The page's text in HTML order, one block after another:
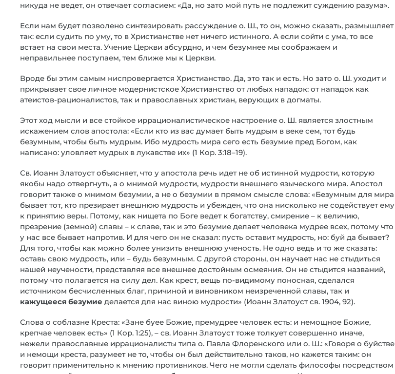
никуда не ведет, он отвечает согласием: «Да, но зато мой путь не подлежит суждению разума».
Если нам будет позволено синтезировать рассуждение о. Ш., то он, можно сказать, размышляет
так: если судить по уму, то в Христианстве нет ничего истинного. А если сойти с ума, то все
встает на свои места. Учение Церкви абсурдно, и чем безумнее мы соображаем и
неправильнее поступаем, тем ближе мы к Церкви.
Вроде бы этим самым ниспровергается Христианство. Да, это так и есть. Но зато о. Ш. уходит и
прикрывает свое личное модернистское Христианство от любых нападок: от нападок как
атеистов-рационалистов, так и православных христиан, верующих в догматы.
Этот ход мысли и все стойкое иррационалистическое настроение о. Ш. является злостным
искажением слов апостола: «Если кто из вас думает быть мудрым в веке сем, тот будь
безумным, чтобы быть мудрым. Ибо мудрость мира сего есть безумие пред Богом, как
написано: уловляет мудрых в лукавстве их» (1 Кор. 3:18–19).
Св. Иоанн Златоуст объясняет, что у апостола речь идет не об истинной мудрости, которую
якобы надо отвергнуть, а о мнимой мудрости, мудрости внешнего языческого мира. Апостол
говорит также о мнимом безумии, а не о безумии в прямом смысле слова: «Безумным для мира
бывает тот, кто презирает внешнюю мудрость и убежден, что она нисколько не содействует ему
к принятию веры. Потому, как нищета по Боге ведет к богатству, смирение – к величию,
презрение (земной) славы – к славе, так и это безумие делает человека мудрее всех, потому что
у нас все бывает напротив. И для чего он не сказал: пусть оставит мудрость, но: буй да бывает?
Для того, чтобы как можно более унизить внешнюю ученость. Не одно ведь и то же сказать:
оставь свою мудрость, или – будь безумным. С другой стороны, он научает нас не стыдиться
нашей неучености, представляя все внешнее достойным осмеяния. Он не стыдится названий,
потому что полагается на силу дел. Как крест, вещь по-видимому поносная, сделался
источником бесчисленных благ, причиной и виновником неизреченной славы, так и
кажущееся безумие делается для нас виною мудрости» (Иоанн Златоуст св. 1904, 92).
Слова о соблазне Креста: «Зане буее Божие, премудрее человек есть: и немощное Божие,
крепчае человек есть» (1 Кор. 1:25), – св. Иоанн Златоуст тоже толкует совершенно иначе,
нежели православные иррационалисты типа о. Павла Флоренского или о. Ш.: «Говоря о буйстве
и немощи креста, разумеет не то, чтобы он был действительно таков, но кажется таким: он
говорит применительно к мнению противников. Чего не могли сделать философы посредством